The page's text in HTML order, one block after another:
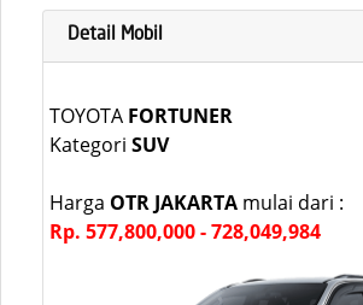
Detail Mobil
TOYOTA FORTUNER
Kategori SUV
Harga OTR JAKARTA mulai dari :
Rp. 577,800,000 - 728,049,984